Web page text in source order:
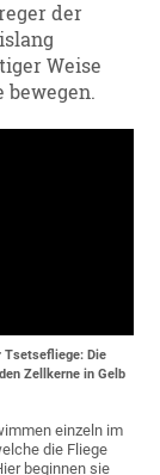
der
Weise
bewegen.
Tsetsefliege: Die
Zellkerne in Gelb
einzeln im
die Fliege
beginnen sie